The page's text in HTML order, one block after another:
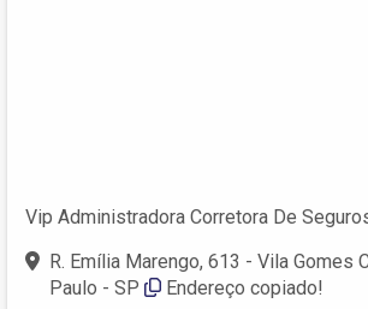
Vip Administradora Corretora De
R. Emília Marengo, 613 - Vila Gomes
Paulo - SP
Endereço copiado!